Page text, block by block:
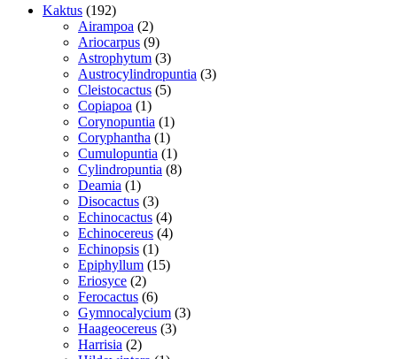
Kaktus 192192
varer
Airampoa 22
varer
Ariocarpus 99
varer
Astrophytum 33
varer
Austrocylindropuntia 33
Cleistocactus 55
Copiapoa 11
vare
Corynopuntia 11
vare
Coryphantha 11
vare
Cumulopuntia 11
vare
Cylindropuntia 88
Deamia 11
vare
Disocactus 33
varer
Echinocactus 44
varer
Echinocereus 44
Echinopsis 11
vare
Epiphyllum 1515
Eriosyce 22
varer
Ferocactus 66
varer
Gymnocalycium 33
Haageocereus 33
Harrisia 22